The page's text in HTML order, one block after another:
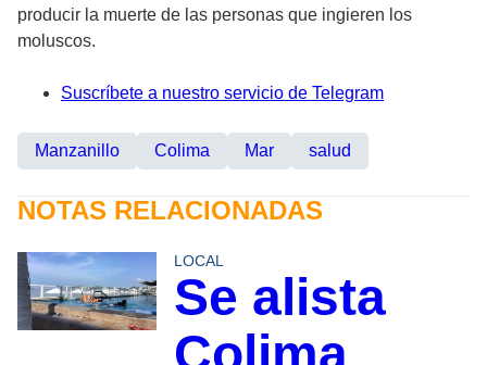
producir la muerte de las personas que ingieren los
moluscos.
Suscríbete a nuestro servicio de Telegram
Manzanillo Colima Mar salud
NOTAS RELACIONADAS
LOCAL
Se alista
Colima